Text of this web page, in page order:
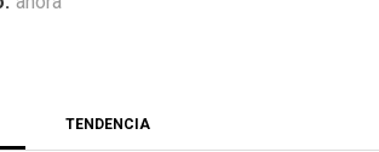
TENDENCIA